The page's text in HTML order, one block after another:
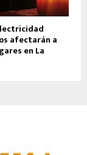
afectarán a
en La